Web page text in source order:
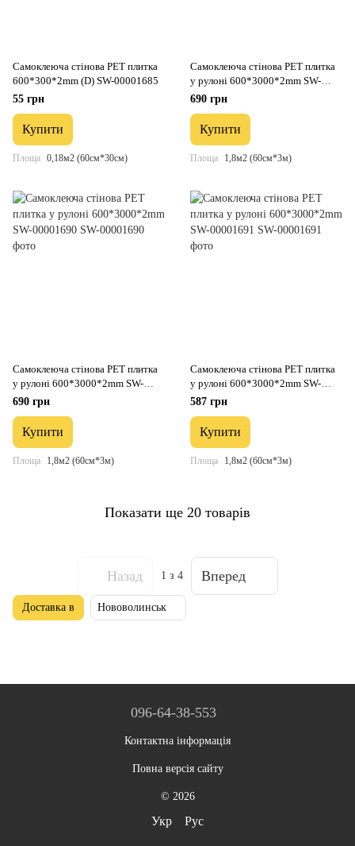
Самоклеюча стінова PET плитка
600*300*2mm (D) SW-00001685
55 грн
Купити
Площа 0,18м2 (60см*30см)
Самоклеюча стінова PET плитка
у рулоні 600*3000*2mm SW-
00001688
690 грн
Купити
Площа 1,8м2 (60см*3м)
Самоклеюча стінова PET плитка
у рулоні 600*3000*2mm SW-
00001690
690 грн
Купити
Площа 1,8м2 (60см*3м)
Самоклеюча стінова PET плитка
у рулоні 600*3000*2mm SW-
00001691
587 грн
Купити
Площа 1,8м2 (60см*3м)
Показати ще 20 товарів
Назад 1 з 4 Вперед
Доставка в Нововолинськ
096-64-38-553
Контактна інформація
Повна версія сайту
© 2026
Укр Рус